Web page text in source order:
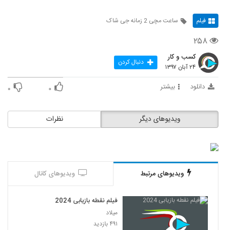
فیلم ساعت مچی 2 زمانه جی شاک
۲۵۸
کسب و کار
۲۴ آبان ۱۳۹۷ دنبال کردن
دانلود بیشتر ۰ ۰
نظرات ویدیوهای دیگر
ویدیوهای مرتبط ویدیوهای کانال
فیلم نقطه بازیابی 2024
میلاد
۴۹۱ بازدید